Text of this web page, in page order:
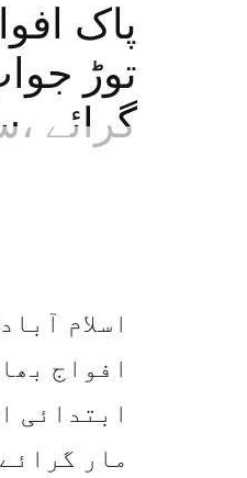
پاک
توڑ
گرائے
اسلام
افواج
ابتدائی
مار